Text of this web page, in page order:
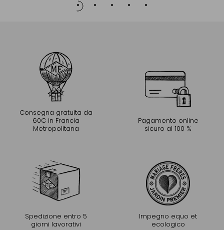
Consegna gratuita da
60€ in Francia
Metropolitana
Pagamento online
sicuro al 100 %
Spedizione entro 5
giorni lavorativi
Impegno equo et
ecologico